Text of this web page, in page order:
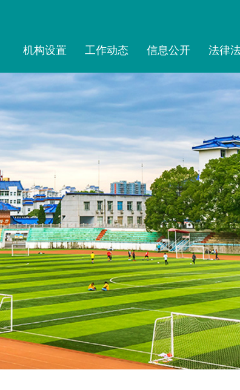
机构设置 工作动态 信息公开 法律